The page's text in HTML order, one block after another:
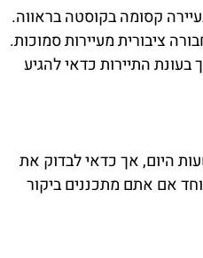
קסומה בקוסטה בראווה.
ציבורית מעיירות סמוכות.
התיירות כדאי להגיע
היום, אך כדאי לבדוק את
אם אתם מתכננים ביקור